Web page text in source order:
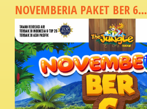
NOVEMBERIA PAKET BER 6...